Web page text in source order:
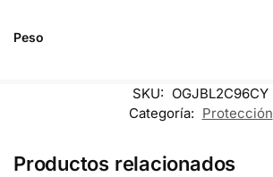
Peso
SKU: OGJBL2C96CY
Categoría: Protección
Productos relacionados